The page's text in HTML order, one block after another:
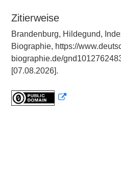
Zitierweise
Brandenburg, Hildegund,
Biographie, https://
biographie.de/
[07.08.2026].